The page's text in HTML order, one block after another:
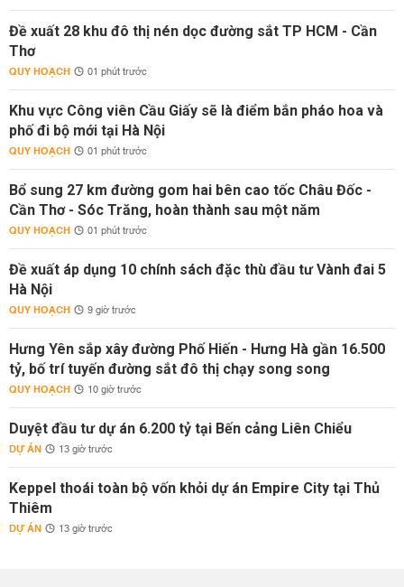
Đề xuất 28 khu đô thị nén dọc đường sắt TP HCM - Cần
Thơ
QUY HOẠCH 01 phút trước
Khu vực Công viên Cầu Giấy sẽ là điểm bắn pháo hoa và
phố đi bộ mới tại Hà Nội
QUY HOẠCH 01 phút trước
Bổ sung 27 km đường gom hai bên cao tốc Châu Đốc -
Cần Thơ - Sóc Trăng, hoàn thành sau một năm
QUY HOẠCH 01 phút trước
Đề xuất áp dụng 10 chính sách đặc thù đầu tư Vành đai 5
Hà Nội
QUY HOẠCH 9 giờ trước
Hưng Yên sắp xây đường Phố Hiến - Hưng Hà gần 16.500
tỷ, bố trí tuyến đường sắt đô thị chạy song song
QUY HOẠCH 10 giờ trước
Duyệt đầu tư dự án 6.200 tỷ tại Bến cảng Liên Chiểu
DỰ ÁN 13 giờ trước
Keppel thoái toàn bộ vốn khỏi dự án Empire City tại Thủ
Thiêm
DỰ ÁN 13 giờ trước